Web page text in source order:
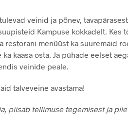
veinid ja põnev,
Kampuse kokkadelt. Kes
restorani menüüst ka suuremaid
kaasa osta. Ja pühade eelset
veinide peale.
talveveine avastama!
piisab tellimuse tegemisest ja